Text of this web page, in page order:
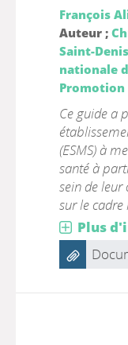
François
Auteur ;
Saint-
nationale
Promotion
Ce guide a
(ESMS) à
santé à
sein de leur
sur le
Plus